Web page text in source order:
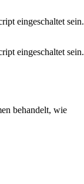
eingeschaltet sein.
eingeschaltet sein.
behandelt, wie